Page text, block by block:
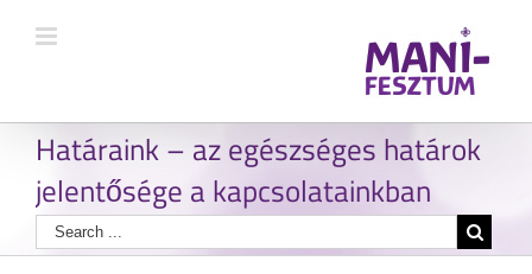
Határaink – az egészséges határok
jelentősége a kapcsolatainkban